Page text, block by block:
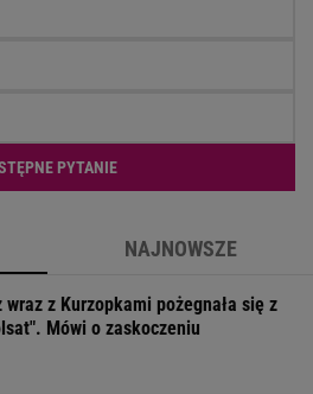
PYTANIE
NAJNOWSZE
wraz z Kurzopkami pożegnała się z
Mówi o zaskoczeniu